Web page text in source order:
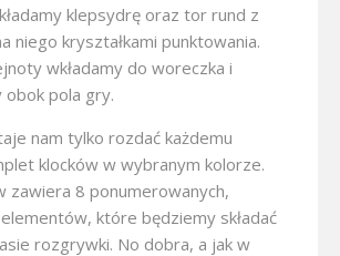
klepsydrę oraz tor rund z
niego kryształkami punktowania.
wkładamy do woreczka i
obok pola gry.
nam tylko rozdać każdemu
klocków w wybranym kolorze.
zawiera 8 ponumerowanych,
które będziemy składać
rozgrywki. No dobra, a jak w